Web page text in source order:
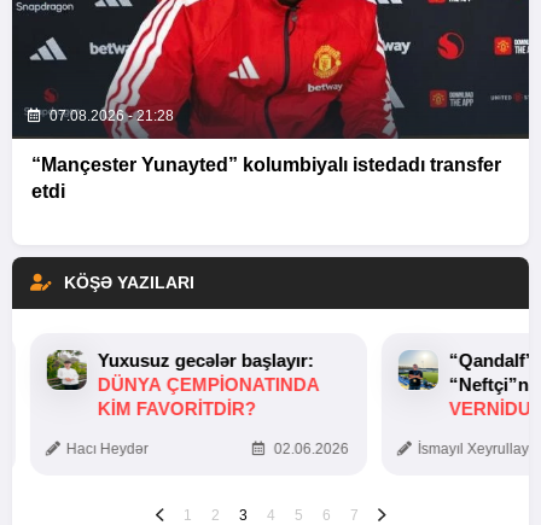
07.08.2026 - 21:28
“Mançester Yunayted” kolumbiyalı istedadı transfer
etdi
KÖŞƏ YAZILARI
Yuxusuz gecələr başlayır:
DÜNYA ÇEMPIONATINDA
KIM FAVORITDIR?
Hacı Heydər 02.06.2026 İsmayıl
1 2 3 4 5 6 7